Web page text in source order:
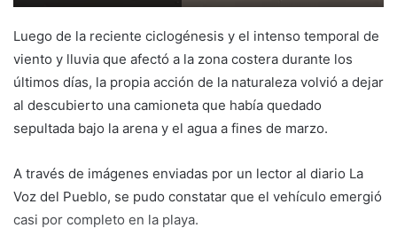
Luego de la reciente ciclogénesis y el intenso temporal de
viento y lluvia que afectó a la zona costera durante los
últimos días, la propia acción de la naturaleza volvió a dejar
al descubierto una camioneta que había quedado
sepultada bajo la arena y el agua a fines de marzo.
A través de imágenes enviadas por un lector al diario La
Voz del Pueblo, se pudo constatar que el vehículo emergió
casi por completo en la playa.